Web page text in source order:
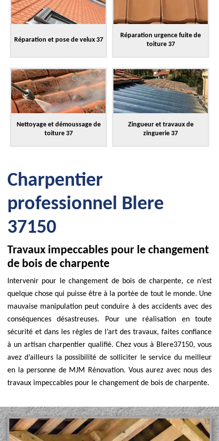
Réparation et pose de velux 37
Réparation urgence fuite de
toiture 37
Nettoyage et démoussage de
toiture 37
Zingueur et travaux de
zinguerie 37
Charpentier
professionnel Blere
37150
Travaux impeccables pour le changement
de bois de charpente
Intervenir pour le changement de bois de charpente, ce n’est
quelque chose qui puisse être à la portée de tout le monde. Une
mauvaise manipulation peut conduire à des accidents avec des
conséquences désastreuses. Pour une réalisation en toute
sécurité et dans les règles de l’art des travaux, faites confiance
à un artisan charpentier qualifié. Chez vous à Blere37150, vous
avez d’ailleurs la possibilité de solliciter le service du meilleur
en la personne de MJM Rénovation. Vous aurez avec nous des
travaux impeccables pour le changement de bois de charpente.